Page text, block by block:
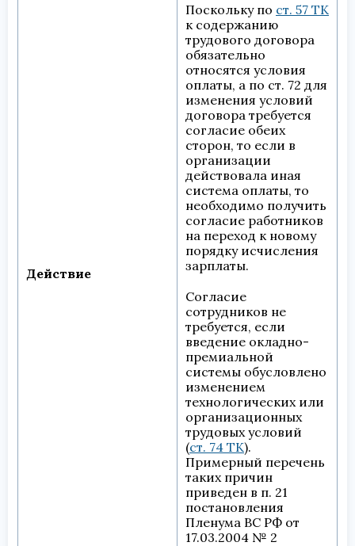
Действие
Поскольку по ст. 57 ТК
к содержанию
трудового договора
обязательно
относятся условия
оплаты, а по ст. 72 для
изменения условий
договора требуется
согласие обеих
сторон, то если в
организации
действовала иная
система оплаты, то
необходимо получить
согласие работников
на переход к новому
порядку исчисления
зарплаты.
Согласие
сотрудников не
требуется, если
введение окладно-
премиальной
системы обусловлено
изменением
технологических или
организационных
трудовых условий
(ст. 74 ТК).
Примерный перечень
таких причин
приведен в п. 21
постановления
Пленума ВС РФ от
17.03.2004 № 2